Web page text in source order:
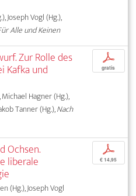
Joseph Vogl (Hg.),
Alle und Keinen
Zur Rolle des
Kafka und
Hagner (Hg.),
Tanner (Hg.),Nach
p
gratis
Ochsen.
liberale
(Hg.), Joseph Vogl
p
€ 14,95